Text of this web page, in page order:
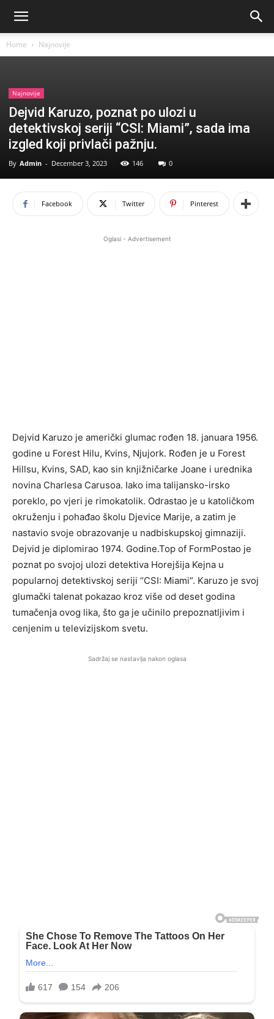
Home Najnovije
Najnovije
Dejvid Karuzo, poznat po ulozi u
detektivskoj seriji “CSI: Miami”, sada ima
izgled koji privlači pažnju.
By Admin - December 3, 2023 146 0
Facebook Twitter Pinterest
Oglasi - Advertisement
Dejvid Karuzo je američki glumac rođen 18. januara 1956.
godine u Forest Hilu, Kvins, Njujork. Rođen je u Forest
Hillsu, Kvins, SAD, kao sin knjižničarke Joane i urednika
novina Charlesa Carusoa. Iako ima talijansko-irsko
poreklo, po vjeri je rimokatolik. Odrastao je u katoličkom
okruženju i pohađao školu Djevice Marije, a zatim je
nastavio svoje obrazovanje u nadbiskupskoj gimnaziji.
Dejvid je diplomirao 1974. Godine.Top of FormPostao je
poznat po svojoj ulozi detektiva Horejšija Kejna u
popularnoj detektivskoj seriji “CSI: Miami”. Karuzo je svoj
glumački talenat pokazao kroz više od deset godina
tumačenja ovog lika, što ga je učinilo prepoznatljivim i
cenjenim u televizijskom svetu.
Sadržaj se nastavlja nakon oglasa